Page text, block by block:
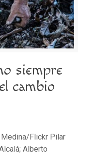
siempre
cambio
Medina/Flickr Pilar
Alberto